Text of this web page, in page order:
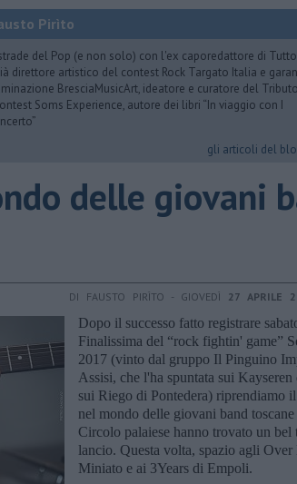
Pirìto
strade del Pop (e non solo) con l'ex caporedattore di Tutto
direttore artistico del contest Rock Targato Italia e
BresciaMusicArt, ideatore e curatore del
Soms Experience, autore dei libri “In viaggio con I
gli articoli del
delle giovani
DI FAUSTO PIRÌTO - GIOVEDÌ 27 APRILE
Dopo il successo fatto registrare
Finalissima del “rock fightin' game”
2017 (vinto dal gruppo Il Pinguino
Assisi, che l'ha spuntata sui
sui Riego di Pontedera) riprendiamo
nel mondo delle giovani band
Circolo palaiese hanno trovato un bel
lancio. Questa volta, spazio agli Over
Miniato e ai 3Years di Empoli.